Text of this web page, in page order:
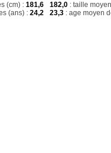
(cm) : 181,6
(ans) : 24,2
182,0 : taille
23,3 : age moyen